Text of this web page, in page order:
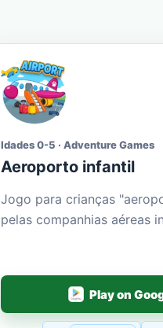
Idades 0-5 · Adventure Games
Aeroporto infantil
Jogo para crianças
pelas companhias aéreas
Play on